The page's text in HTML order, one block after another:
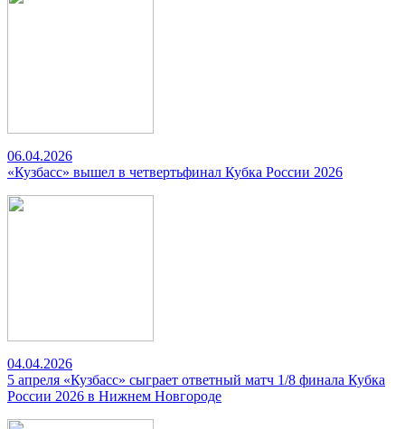
06.04.2026
«Кузбасс» вышел в четвертьфинал Кубка России 2026
04.04.2026
5 апреля «Кузбасс» сыграет ответный матч 1/8 финала Кубка
России 2026 в Нижнем Новгороде